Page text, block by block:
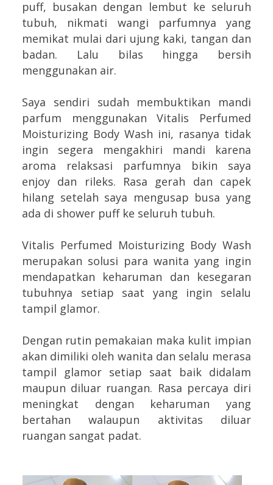
puff, busakan dengan lembut ke seluruh
tubuh, nikmati wangi parfumnya yang
memikat mulai dari ujung kaki, tangan dan
badan. Lalu bilas hingga bersih
menggunakan air.
Saya sendiri sudah membuktikan mandi
parfum menggunakan Vitalis Perfumed
Moisturizing Body Wash ini, rasanya tidak
ingin segera mengakhiri mandi karena
aroma relaksasi parfumnya bikin saya
enjoy dan rileks. Rasa gerah dan capek
hilang setelah saya mengusap busa yang
ada di shower puff ke seluruh tubuh.
Vitalis Perfumed Moisturizing Body Wash
merupakan solusi para wanita yang ingin
mendapatkan keharuman dan kesegaran
tubuhnya setiap saat yang ingin selalu
tampil glamor.
Dengan rutin pemakaian maka kulit impian
akan dimiliki oleh wanita dan selalu merasa
tampil glamor setiap saat baik didalam
maupun diluar ruangan. Rasa percaya diri
meningkat dengan keharuman yang
bertahan walaupun aktivitas diluar
ruangan sangat padat.